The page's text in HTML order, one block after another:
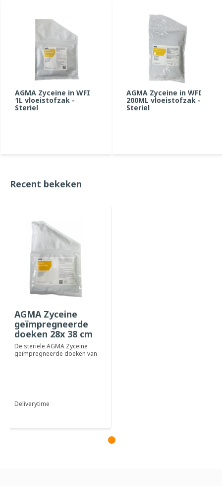
AGMA Zyceine in WFI
1L vloeistofzak -
Steriel
AGMA Zyceine in WFI
200ML vloeistofzak -
Steriel
Recent bekeken
AGMA Zyceine
geïmpregneerde
doeken 28x 38 cm
- Steriel
De steriele AGMA Zyceine
geïmpregneerde doeken van
Deliverytime